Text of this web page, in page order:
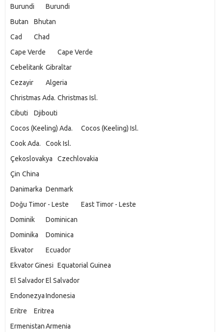
Burundi
Burundi
Butan
Bhutan
Cad
Chad
Cape Verde
Cape Verde
Cebelitarık Gibraltar
Cezayir
Algeria
Christmas Ada. Christmas Isl.
Cibuti
Djibouti
Cocos (Keeling) Ada.
Cocos (Keeling) Isl.
Cook Ada.
Cook Isl.
Çekoslovakya
Czechlovakia
Çin China
Danimarka Denmark
Doğu Timor - Leste
East Timor - Leste
Dominik
Dominican
Dominika
Dominica
Ekvator
Ecuador
Ekvator Ginesi Equatorial Guinea
El SalvadorEl Salvador
EndonezyaIndonesia
Eritre
Eritrea
ErmenistanArmenia